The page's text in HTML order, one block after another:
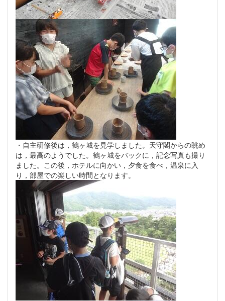
・自主研修後は，鶴ヶ城を見学しました。天守閣からの眺め
は，最高のようでした。鶴ヶ城をバックに，記念写真も撮り
ました。この後，ホテルに向かい，夕食を食べ，温泉に入
り，部屋での楽しい時間となります。